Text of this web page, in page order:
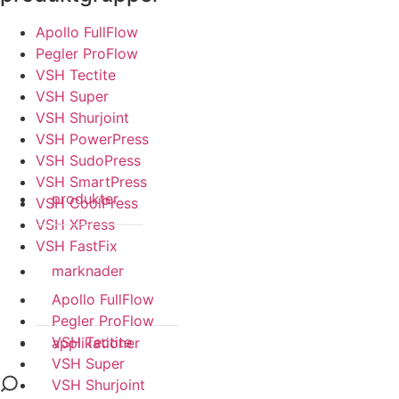
produkter
marknader
applikationer
Apollo FullFlow
Pegler ProFlow
VSH Tectite
VSH Super
VSH Shurjoint
VSH PowerPress
VSH SudoPress
VSH SmartPress
VSH CoolPress
VSH XPress
VSH FastFix
Apollo FullFlow
Pegler ProFlow
VSH Tectite
VSH Super
VSH Shurjoint